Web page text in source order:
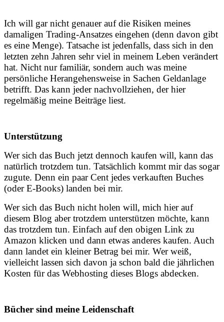
Ich will gar nicht genauer auf die Risiken meines
damaligen Trading-Ansatzes eingehen (denn davon gibt
es eine Menge). Tatsache ist jedenfalls, dass sich in den
letzten zehn Jahren sehr viel in meinem Leben verändert
hat. Nicht nur familiär, sondern auch was meine
persönliche Herangehensweise in Sachen Geldanlage
betrifft. Das kann jeder nachvollziehen, der hier
regelmäßig meine Beiträge liest.
Unterstützung
Wer sich das Buch jetzt dennoch kaufen will, kann das
natürlich trotzdem tun. Tatsächlich kommt mir das sogar
zugute. Denn ein paar Cent jedes verkauften Buches
(oder E-Books) landen bei mir.
Wer sich das Buch nicht holen will, mich hier auf
diesem Blog aber trotzdem unterstützen möchte, kann
das trotzdem tun. Einfach auf den obigen Link zu
Amazon klicken und dann etwas anderes kaufen. Auch
dann landet ein kleiner Betrag bei mir. Wer weiß,
vielleicht lassen sich davon ja schon bald die jährlichen
Kosten für das Webhosting dieses Blogs abdecken.
Bücher sind meine Leidenschaft